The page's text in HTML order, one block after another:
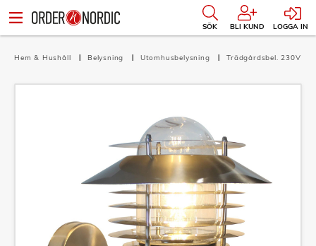
SÖK BLI KUND LOGGA IN
Hem & Hushåll Belysning Utomhusbelysning Trädgårdsbel. 230V